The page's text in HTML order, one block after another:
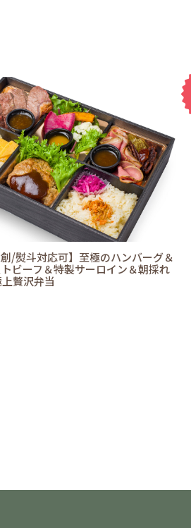
創/熨斗対応可】至極のハンバーグ＆
ビーフ＆特製サーロイン＆朝採れ
贅沢弁当